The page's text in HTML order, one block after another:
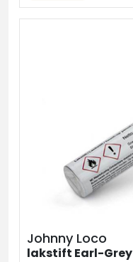
Johnny Loco
lakstift Earl-Grey